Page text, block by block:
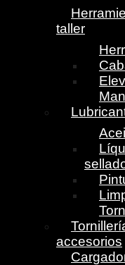
taller
accesorios